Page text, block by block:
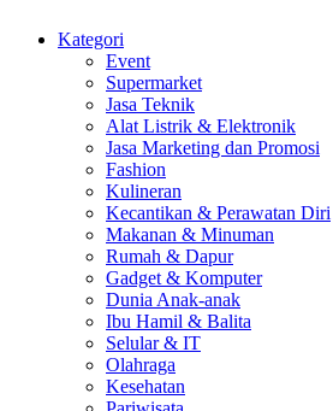
Kategori
Event
Supermarket
Jasa Teknik
Alat Listrik & Elektronik
Jasa Marketing dan Promosi
Fashion
Kulineran
Kecantikan & Perawatan Diri
Makanan & Minuman
Rumah & Dapur
Gadget & Komputer
Dunia Anak-anak
Ibu Hamil & Balita
Selular & IT
Olahraga
Kesehatan